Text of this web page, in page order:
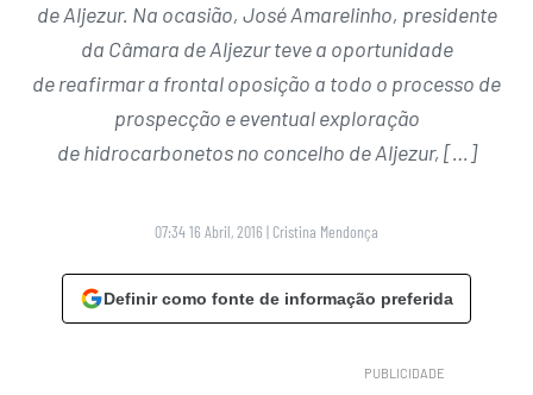
de Aljezur. Na ocasião, José Amarelinho, presidente
da Câmara de Aljezur teve a oportunidade
de reafirmar a frontal oposição a todo o processo de
prospecção e eventual exploração
de hidrocarbonetos no concelho de Aljezur, […]
07:34 16 Abril, 2016 | Cristina Mendonça
Definir como fonte de informação preferida